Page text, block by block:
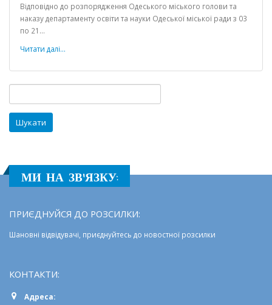
та
відпочинок
року
Відповідно до розпорядження Одеського міського голови та
наказу департаменту освіти та науки Одеської міської ради з 03
по 21...
Читати далі...
МИ НА ЗВ'ЯЗКУ:
ПРИЄДНУЙСЯ ДО РОЗСИЛКИ:
Шановні відвідувачі, приєднуйтесь до новостної розсилки
КОНТАКТИ:
Адреса: